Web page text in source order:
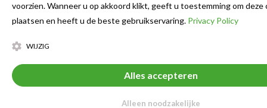
voorzien. Wanneer u op akkoord klikt, geeft u toestemming om deze
plaatsen en heeft u de beste gebruikservaring. Privacy Policy
WIJZIG
Alles accepteren
Alleen noodzakelijke